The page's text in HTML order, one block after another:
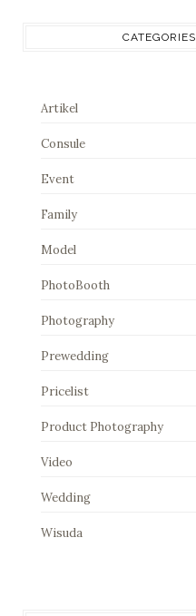
CATEGORIES
Artikel
Consule
Event
Family
Model
PhotoBooth
Photography
Prewedding
Pricelist
Product Photography
Video
Wedding
Wisuda